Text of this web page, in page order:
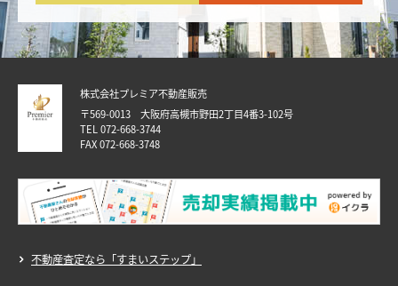
株式会社プレミア不動産販売
〒569-0013 大阪府高槻市野田2丁目4番3-102号
TEL 072-668-3744
FAX 072-668-3748
不動産査定なら「すまいステップ」